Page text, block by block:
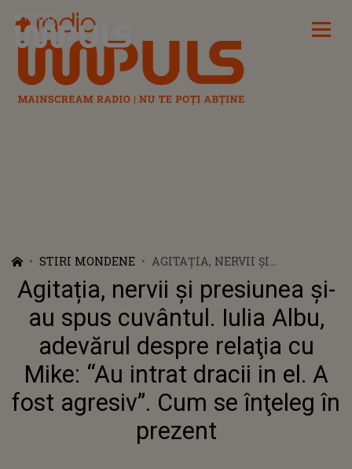
Radio Impuls
STIRI MONDENE
AGITAȚIA, NERVII ȘI
PRESIUNEA ȘI-AU SPUS
CUVÂNTUL. IULIA ALBU,
ADEVĂRUL DESPRE RELAŢIA CU
MIKE: “AU INTRAT DRACII IN EL.
A FOST AGRESIV”. CUM SE
ÎNŢELEG ÎN PREZENT
Agitația, nervii și presiunea și-
au spus cuvântul. Iulia Albu,
adevărul despre relaţia cu
Mike: “Au intrat dracii in el. A
fost agresiv”. Cum se înţeleg în
prezent